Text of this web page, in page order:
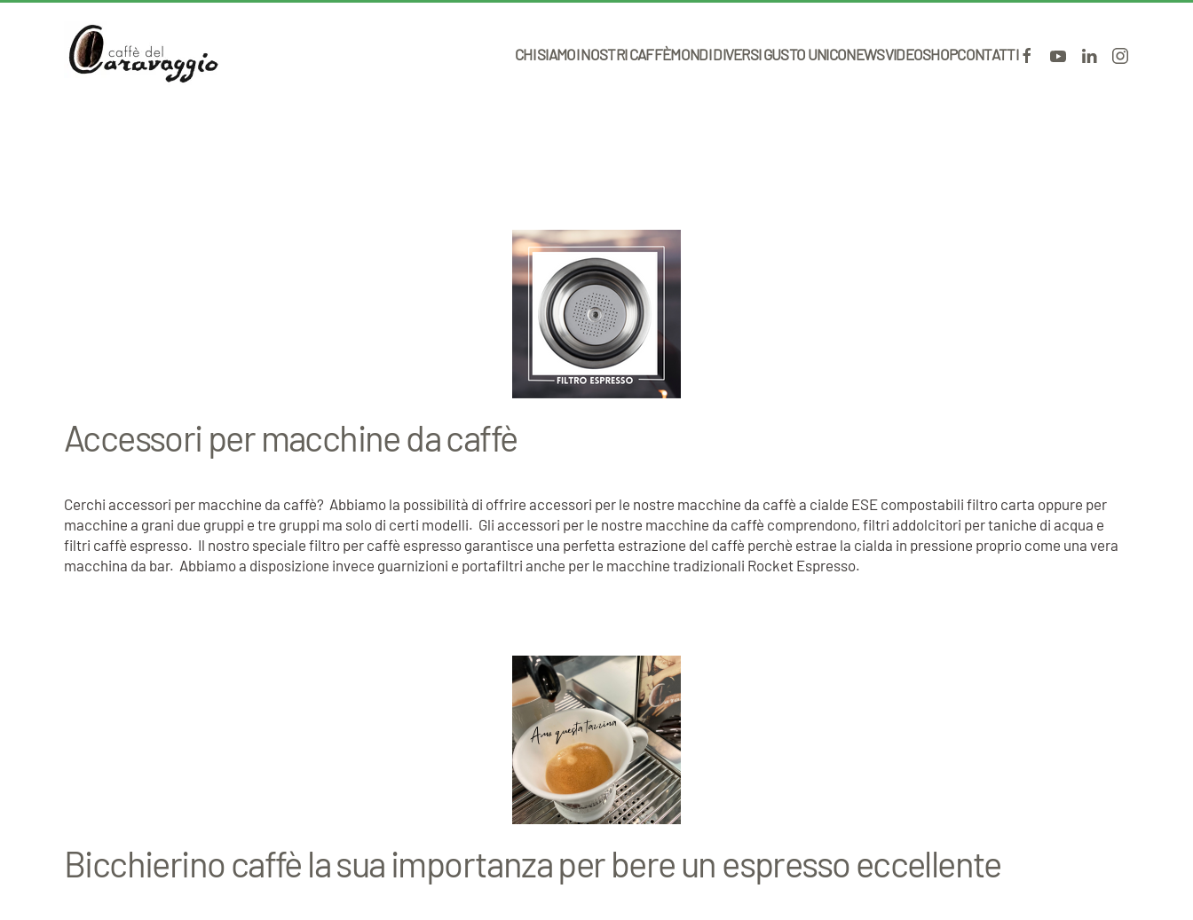
Skip to main content CHI SIAMOI NOSTRI CAFFÈMONDI DIVERSI GUSTO UNICONEWSVIDEOSHOPCONTATTI
Accessori per macchine da caffè
Cerchi accessori per macchine da caffè? Abbiamo la possibilità di offrire accessori per le nostre macchine da caffè a cialde ESE compostabili filtro carta oppure per
macchine a grani due gruppi e tre gruppi ma solo di certi modelli. Gli accessori per le nostre macchine da caffè comprendono, filtri addolcitori per taniche di acqua e
filtri caffè espresso. Il nostro speciale filtro per caffè espresso garantisce una perfetta estrazione del caffè perchè estrae la cialda in pressione proprio come una vera
macchina da bar. Abbiamo a disposizione invece guarnizioni e portafiltri anche per le macchine tradizionali Rocket Espresso.
Bicchierino caffè la sua importanza per bere un espresso eccellente